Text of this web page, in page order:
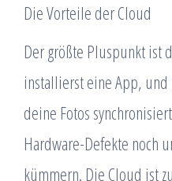
Die Vorteile der Cloud
Der größte Pluspunkt ist
installierst eine App,
deine Fotos
Hardware-Defekte noch
kümmern. Die Cloud ist